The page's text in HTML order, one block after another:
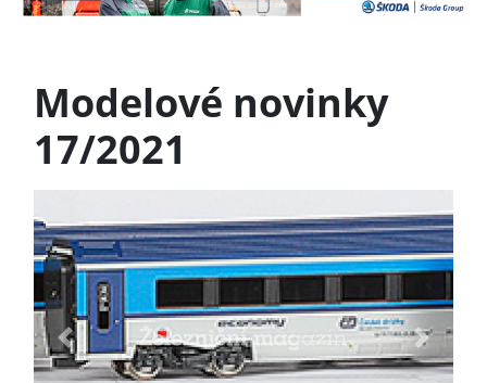
Modelové novinky
17/2021
Previous Next